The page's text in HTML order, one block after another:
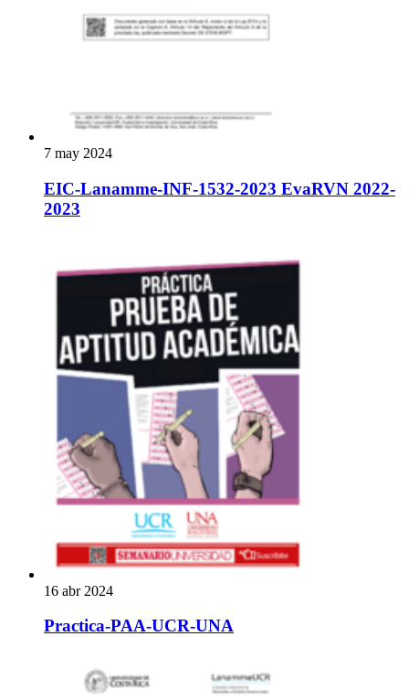
7 may 2024
EIC-Lanamme-INF-1532-2023 EvaRVN 2022-
2023
16 abr 2024
Practica-PAA-UCR-UNA